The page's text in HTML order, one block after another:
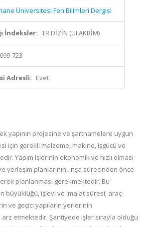
Üniversitesi Fen Bilimleri Dergisi
İndeksler: TR DİZİN (ULAKBİM)
723
Adresli: Evet
yapının projesine ve şartnamelere uygun
için gerekli malzeme, makine, işgücü ve
Yapım işlerinin ekonomik ve hızlı olması
yerleşim planlarının, inşa sürecinden önce
planlanması gerekmektedir. Bu
büyüklüğü, işlevi ve imalat süresi; araç-
ve geçici yapıların yerlerinin
etmektedir. Şantiyede işler sırayla olduğu